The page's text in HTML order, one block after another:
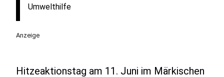
Umwelthilfe
Anzeige
Hitzeaktionstag am 11. Juni im Märkischen